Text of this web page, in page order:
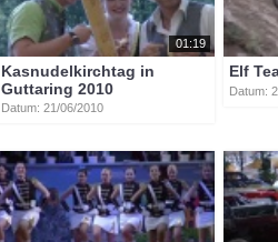
01:19
Kasnudelkirchtag in
Guttaring 2010
Datum: 21/06/2010
Elf
Datum: